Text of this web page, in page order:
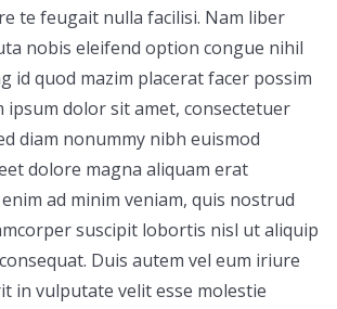
te feugait nulla facilisi. Nam liber
nobis eleifend option congue nihil
id quod mazim placerat facer possim
ipsum dolor sit amet, consectetuer
diam nonummy nibh euismod
dolore magna aliquam erat
ad minim veniam, quis nostrud
suscipit lobortis nisl ut aliquip
Duis autem vel eum iriure
in vulputate velit esse molestie